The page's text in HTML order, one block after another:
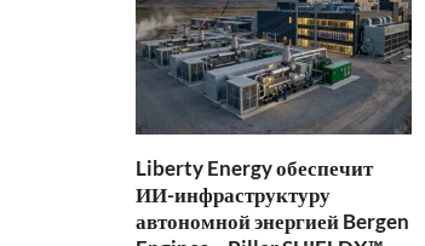
Liberty Energy обеспечит
ИИ-инфраструктуру
автономной энергией Bergen